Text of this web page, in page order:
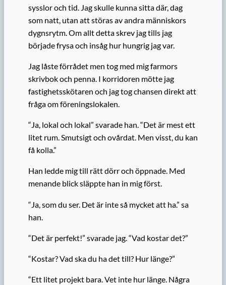
sysslor och tid. Jag skulle kunna sitta där, dag
som natt, utan att störas av andra människors
dygnsrytm. Om allt detta skrev jag tills jag
började frysa och insåg hur hungrig jag var.
Jag låste förrådet men tog med mig farmors
skrivbok och penna. I korridoren mötte jag
fastighetsskötaren och jag tog chansen direkt att
fråga om föreningslokalen.
“Ja, lokal och lokal” svarade han. “Det är mest ett
litet rum. Smutsigt och ovårdat. Men visst, du kan
få kolla.”
Han ledde mig till rätt dörr och öppnade. Med
menande blick släppte han in mig först.
“Ja, som du ser. Det är inte så mycket att ha.” sa
han.
“Det är perfekt!” svarade jag. “Vad kostar det?”
“Kostar? Vad ska du ha det till? Hur länge?”
“Ett litet projekt bara. Vet inte hur länge. Några